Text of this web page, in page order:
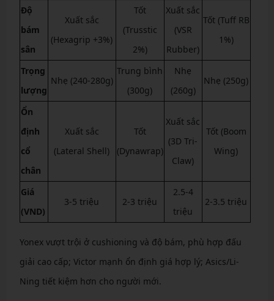
Độ
bám
sân
Xuất sắc
(Hexagrip +3%)
Tốt
(Trusstic
2%)
Xuất sắc
(VSR
Rubber)
Tốt (Tuff RB
1%)
Trọng
lượng
Nhẹ (240-280g)
Trung bình
(300g)
Nhẹ
(260g)
Nhẹ (250g)
Ổn
định
cổ
chân
Xuất sắc
(Lateral Shell)
Tốt
(Dynawrap)
Xuất sắc
(3D Tri-
Claw)
Tốt (Boom
Wing)
Giá
(VND)
3-5 triệu 2-3 triệu
2.5-4
triệu
2-3.5 triệu
Yonex vượt trội ở cushioning và độ bám, phù hợp đấu
giải cao cấp; Victor mạnh ổn định giá hợp lý; Asics/Li-
Ning tiết kiệm hơn cho người mới.